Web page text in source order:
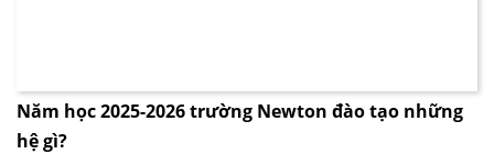
Năm học 2025-2026 trường Newton đào tạo những
hệ gì?